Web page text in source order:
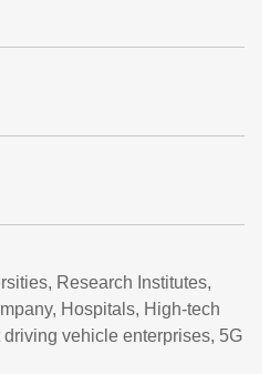
Research Institutes,
Hospitals, High-tech
vehicle enterprises, 5G